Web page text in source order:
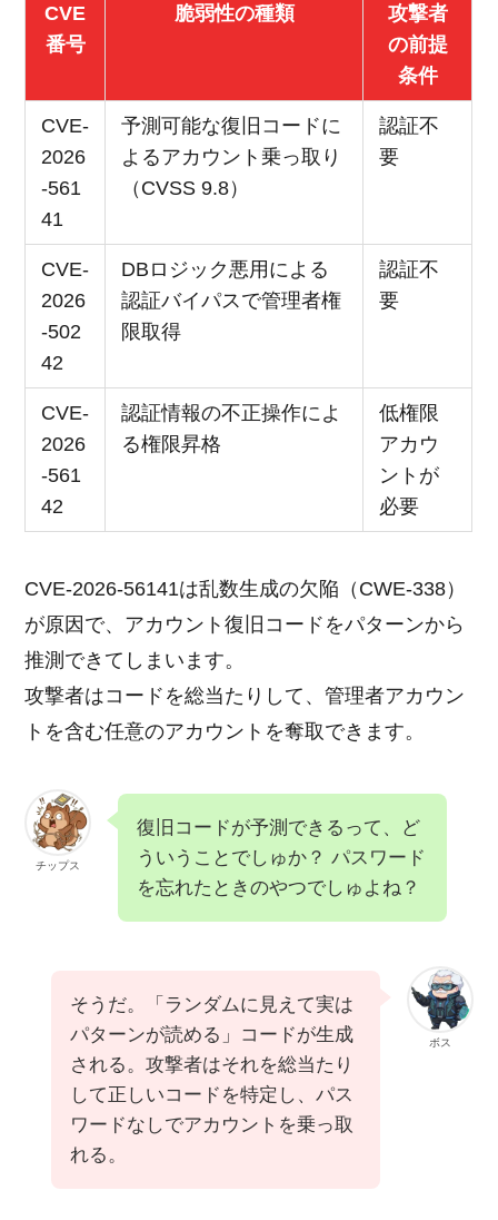
CVE
番号
脆弱性の種類
攻撃者
の前提
条件
CVE-
2026
-561
41
予測可能な復旧コードに
よるアカウント乗っ取り
（CVSS 9.8）
認証不
要
CVE-
2026
-502
42
DBロジック悪用による
認証バイパスで管理者権
限取得
認証不
要
CVE-
2026
-561
42
認証情報の不正操作によ
る権限昇格
低権限
アカウ
ントが
必要
CVE-2026-56141は乱数生成の欠陥（CWE-338）
が原因で、アカウント復旧コードをパターンから
推測できてしまいます。
攻撃者はコードを総当たりして、管理者アカウン
トを含む任意のアカウントを奪取できます。
チップス
復旧コードが予測できるって、ど
ういうことでしゅか？ パスワード
を忘れたときのやつでしゅよね？
ボス
そうだ。「ランダムに見えて実は
パターンが読める」コードが生成
される。攻撃者はそれを総当たり
して正しいコードを特定し、パス
ワードなしでアカウントを乗っ取
れる。